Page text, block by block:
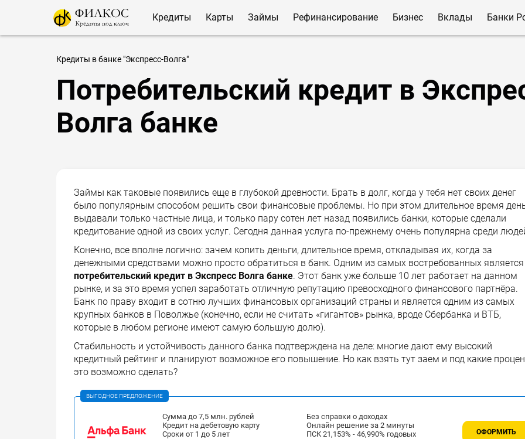
Кредиты Карты Займы Рефинансирование Бизнес Вклады Банки
Кредиты в банке "Экспресс-Волга"
Потребительский кредит в
Волга банке
Займы как таковые появились еще в глубокой древности. Брать в долг, когда у тебя нет своих денег
было популярным способом решить свои финансовые проблемы. Но при этом длительное время
выдавали только частные лица, и только пару сотен лет назад появились банки, которые сделали
кредитование одной из своих услуг. Сегодня данная услуга по-прежнему очень популярна среди
Конечно, все вполне логично: зачем копить деньги, длительное время, откладывая их, когда за
денежными средствами можно просто обратиться в банк. Одним из самых востребованных является
потребительский кредит в Экспресс Волга банке. Этот банк уже больше 10 лет работает на данном
рынке, и за это время успел заработать отличную репутацию превосходного финансового партнёра.
Банк по праву входит в сотню лучших финансовых организаций страны и является одним из самых
крупных банков в Поволжье (конечно, если не считать «гигантов» рынка, вроде Сбербанка и ВТБ,
которые в любом регионе имеют самую большую долю).
Стабильность и устойчивость данного банка подтверждена на деле: многие дают ему высокий
кредитный рейтинг и планируют возможное его повышение. Но как взять тут заем и под какие
это возможно сделать?
ВЫГОДНОЕ ПРЕДЛОЖЕНИЕ
Сумма до 7,5 млн. рублей
Кредит на дебетовую карту
Сроки от 1 до 5 лет
Без справки о доходах
Онлайн решение за 2 минуты
ПСК 21,153% - 46,990% годовых
ОФОРМИТЬ